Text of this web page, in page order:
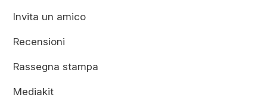
Invita un amico
Recensioni
Rassegna stampa
Mediakit